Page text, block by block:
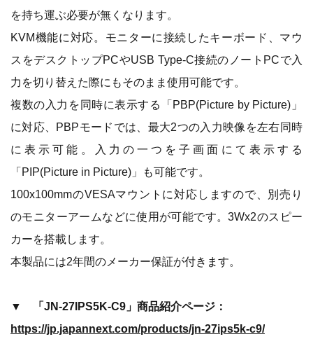
を持ち運ぶ必要が無くなります。
KVM機能に対応。モニターに接続したキーボード、マウ
スをデスクトップPCやUSB Type-C接続のノートPCで入
力を切り替えた際にもそのまま使用可能です。
複数の入力を同時に表示する「PBP(Picture by Picture)」
に対応、PBPモードでは、最大2つの入力映像を左右同時
に表示可能。入力の一つを子画面にて表示する
「PIP(Picture in Picture)」も可能です。
100x100mmのVESAマウントに対応しますので、別売り
のモニターアームなどに使用が可能です。3Wx2のスピー
カーを搭載します。
本製品には2年間のメーカー保証が付きます。
▼ 「JN-27IPS5K-C9」商品紹介ページ：
https://jp.japannext.com/products/jn-27ips5k-c9/